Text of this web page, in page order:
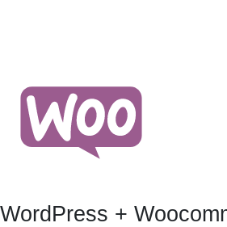
WordPress +